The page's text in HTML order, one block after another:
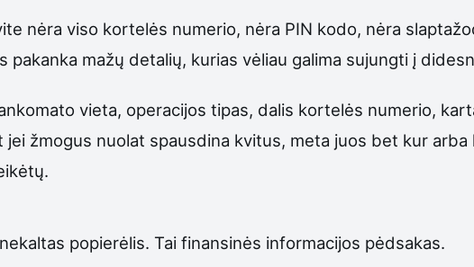
nėra viso kortelės numerio, nėra PIN kodo, nėra
pakanka mažų detalių, kurias vėliau galima sujungti į
vieta, operacijos tipas, dalis kortelės numerio,
jei žmogus nuolat spausdina kvitus, meta juos bet kur
popierėlis. Tai finansinės informacijos pėdsakas.